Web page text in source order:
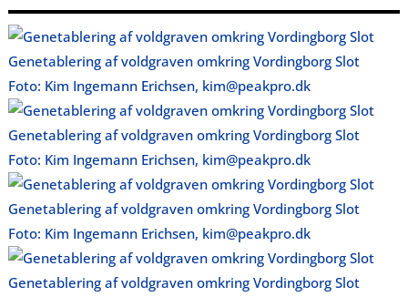
Genetablering af voldgraven omkring Vordingborg Slot
Foto: Kim Ingemann Erichsen, kim@peakpro.dk
Genetablering af voldgraven omkring Vordingborg Slot
Foto: Kim Ingemann Erichsen, kim@peakpro.dk
Genetablering af voldgraven omkring Vordingborg Slot
Foto: Kim Ingemann Erichsen, kim@peakpro.dk
Genetablering af voldgraven omkring Vordingborg Slot